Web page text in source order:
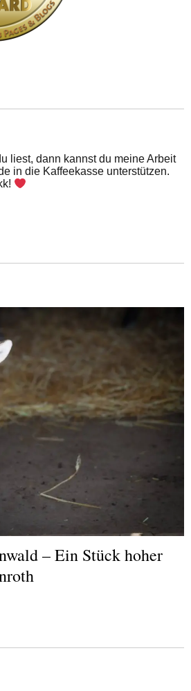
liest, dann kannst du meine Arbeit
in die Kaffeekasse unterstützen.
– Ein Stück hoher